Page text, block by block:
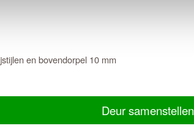
en bovendorpel 10 mm
Deur samenstellen